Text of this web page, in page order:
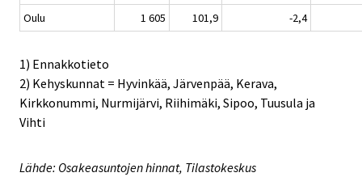
Oulu
1 605 101,9 -2,4
1) Ennakkotieto
2) Kehyskunnat = Hyvinkää, Järvenpää, Kerava,
Kirkkonummi, Nurmijärvi, Riihimäki, Sipoo, Tuusula ja
Vihti
Lähde: Osakeasuntojen hinnat, Tilastokeskus